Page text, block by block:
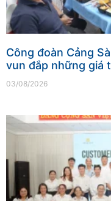
Công đoàn Cảng
vun đắp những giá
03/08/2026